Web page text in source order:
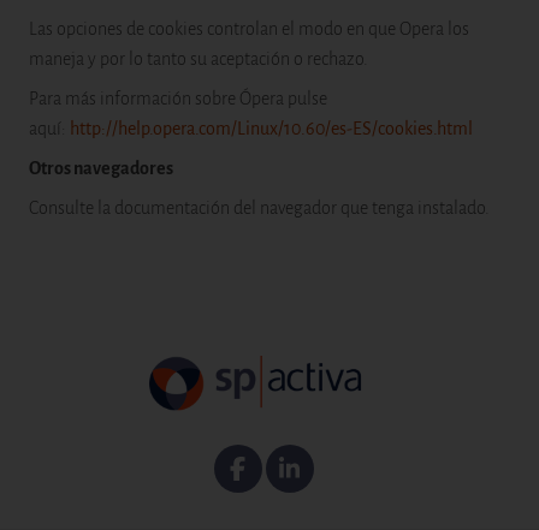
Las opciones de cookies controlan el modo en que Opera los
maneja y por lo tanto su aceptación o rechazo.
Para más información sobre Ópera pulse
aquí:
http://help.opera.com/Linux/10.60/es-ES/cookies.html
Otros navegadores
Consulte la documentación del navegador que tenga instalado.
FacebookLinkedin